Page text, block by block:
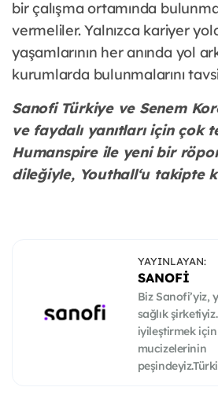
bir çalışma ortamında
vermeliler. Yalnızca kariyer
yaşamlarının her anında yol
kurumlarda bulunmalarını
Sanofi Türkiye ve Senem
ve faydalı yanıtları için çok
Humanspire ile yeni bir
dileğiyle, Youthall‘u takipte
YAYINLAYAN:
SANOFI
Biz Sanofi’yiz,
sağlık
iyileştirmek
mucizelerinin